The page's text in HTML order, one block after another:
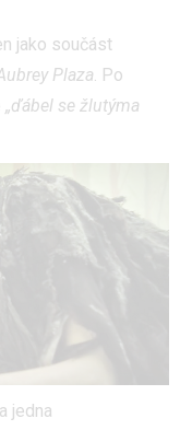
jako součást
Plaza. Po
„ďábel se žlutýma
jedna